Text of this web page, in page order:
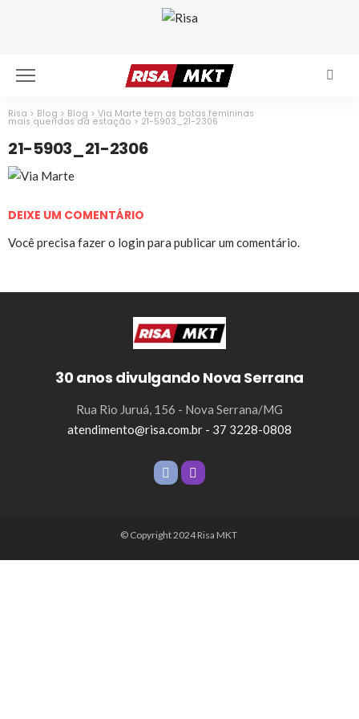
Risa > Blog > Blog > Via Marte tem as botas femininas
mais queridas da estação > 21-5903_21-2306
21-5903_21-2306
DEIXE UM COMENTÁRIO
Você precisa fazer o login para publicar um comentário.
30 anos divulgando Nova Serrana
Rua Rio Juruá, 156 - Nova Serrana/MG
atendimento@risa.com.br - 37 3228-0808
© Copyright 2024 Risa MKT